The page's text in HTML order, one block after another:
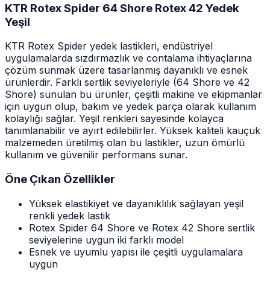
KTR Rotex Spider 64 Shore Rotex 42 Yedek
Yeşil
KTR Rotex Spider yedek lastikleri, endüstriyel
uygulamalarda sızdırmazlık ve contalama ihtiyaçlarına
çözüm sunmak üzere tasarlanmış dayanıklı ve esnek
ürünlerdir. Farklı sertlik seviyeleriyle (64 Shore ve 42
Shore) sunulan bu ürünler, çeşitli makine ve ekipmanlar
için uygun olup, bakım ve yedek parça olarak kullanım
kolaylığı sağlar. Yeşil renkleri sayesinde kolayca
tanımlanabilir ve ayırt edilebilirler. Yüksek kaliteli kauçuk
malzemeden üretilmiş olan bu lastikler, uzun ömürlü
kullanım ve güvenilir performans sunar.
Öne Çıkan Özellikler
Yüksek elastikiyet ve dayanıklılık sağlayan yeşil
renkli yedek lastik
Rotex Spider 64 Shore ve Rotex 42 Shore sertlik
seviyelerine uygun iki farklı model
Esnek ve uyumlu yapısı ile çeşitli uygulamalara
uygun